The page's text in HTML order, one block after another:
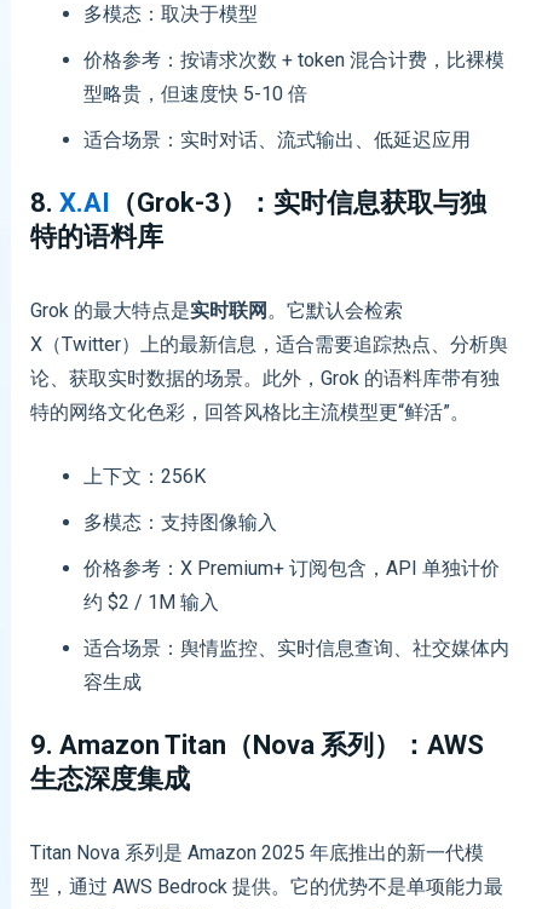
多模态：取决于模型
价格参考：按请求次数 + token 混合计费，比裸模
型略贵，但速度快 5-10 倍
适合场景：实时对话、流式输出、低延迟应用
8. X.AI （Grok-3）：实时信息获取与独
特的语料库
Grok 的最大特点是实时联网 。它默认会检索
X（Twitter）上的最新信息，适合需要追踪热点、分析舆
论、获取实时数据的场景。此外，Grok 的语料库带有独
特的网络文化色彩，回答风格比主流模型更“鲜活”。
上下文：256K
多模态：支持图像输入
价格参考：X Premium+ 订阅包含，API 单独计价
约 $2 / 1M 输入
适合场景：舆情监控、实时信息查询、社交媒体内
容生成
9. Amazon Titan（Nova 系列）：AWS
生态深度集成
Titan Nova 系列是 Amazon 2025 年底推出的新一代模
型，通过 AWS Bedrock 提供。它的优势不是单项能力最